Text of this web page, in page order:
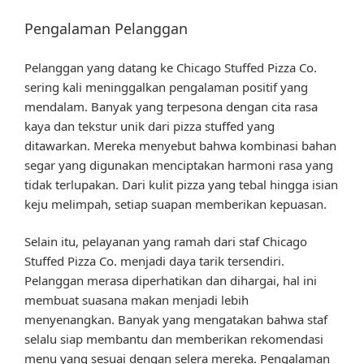
Pengalaman Pelanggan
Pelanggan yang datang ke Chicago Stuffed Pizza Co.
sering kali meninggalkan pengalaman positif yang
mendalam. Banyak yang terpesona dengan cita rasa
kaya dan tekstur unik dari pizza stuffed yang
ditawarkan. Mereka menyebut bahwa kombinasi bahan
segar yang digunakan menciptakan harmoni rasa yang
tidak terlupakan. Dari kulit pizza yang tebal hingga isian
keju melimpah, setiap suapan memberikan kepuasan.
Selain itu, pelayanan yang ramah dari staf Chicago
Stuffed Pizza Co. menjadi daya tarik tersendiri.
Pelanggan merasa diperhatikan dan dihargai, hal ini
membuat suasana makan menjadi lebih
menyenangkan. Banyak yang mengatakan bahwa staf
selalu siap membantu dan memberikan rekomendasi
menu yang sesuai dengan selera mereka. Pengalaman